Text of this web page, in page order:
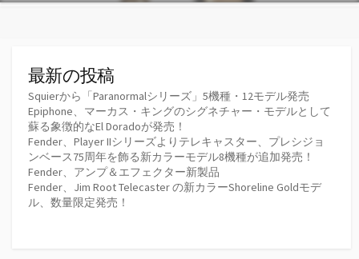
最新の投稿
Squierから「Paranormalシリーズ」5機種・12モデル発売
Epiphone、マーカス・キングのシグネチャー・モデルとして
蘇る象徴的なEl Doradoが発売！
Fender、Player IIシリーズよりテレキャスター、プレシジョ
ンベース75周年を飾る新カラーモデル8機種が追加発売！
Fender、アンプ＆エフェクター新製品
Fender、Jim Root Telecaster の新カラーShoreline Goldモデ
ル、数量限定発売！